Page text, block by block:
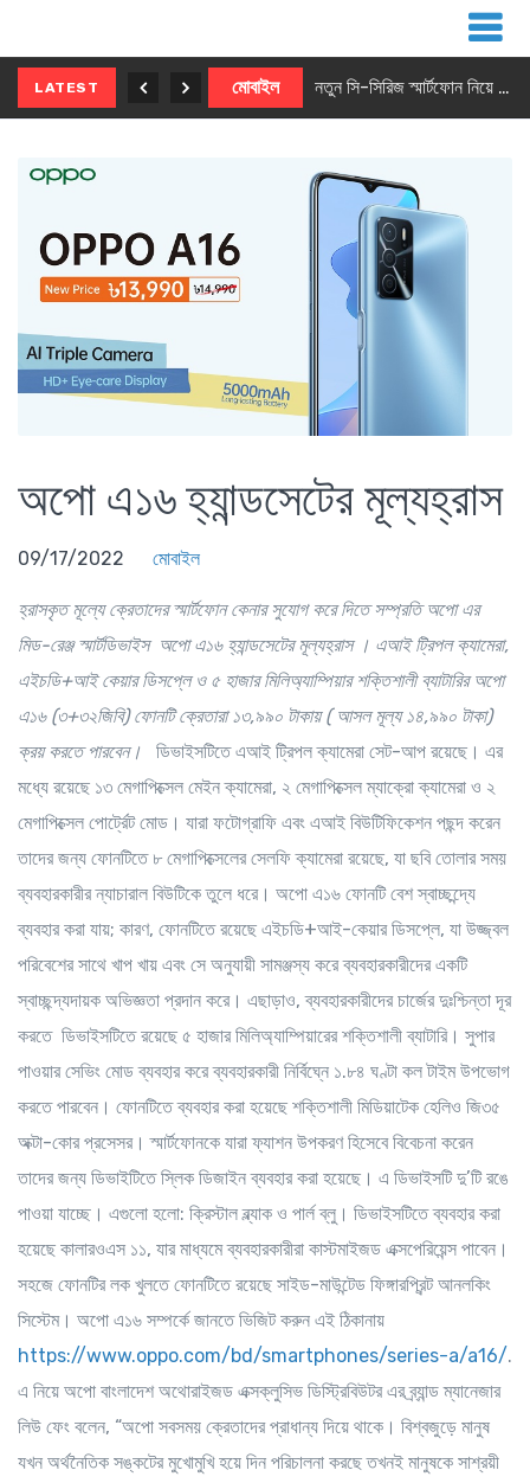
LATEST মোবাইল নতুন সি-সিরিজ স্মার্টফোন নিয়ে আসছে রিয়েলমি
অপো এ১৬ হ্যান্ডসেটের মূল্যহ্রাস
09/17/2022 মোবাইল
হ্রাসকৃত মূল্যে ক্রেতাদের স্মার্টফোন কেনার সুযোগ করে দিতে সম্প্রতি অপো এর
মিড-রেঞ্জ স্মার্টডিভাইস অপো এ১৬ হ্যান্ডসেটের মূল্যহ্রাস । এআই ট্রিপল ক্যামেরা,
এইচডি+আই কেয়ার ডিসপ্লে ও ৫ হাজার মিলিঅ্যাম্পিয়ার শক্তিশালী ব্যাটারির অপো
এ১৬ (৩+৩২জিবি) ফোনটি ক্রেতারা ১৩,৯৯০ টাকায় ( আসল মূল্য ১৪,৯৯০ টাকা)
ক্রয় করতে পারবেন।
ডিভাইসটিতে এআই ট্রিপল ক্যামেরা সেট-আপ রয়েছে। এর
মধ্যে রয়েছে ১৩ মেগাপিক্সেল মেইন ক্যামেরা, ২ মেগাপিক্সেল ম্যাক্রো ক্যামেরা ও ২
মেগাপিক্সেল পোর্ট্রেট মোড। যারা ফটোগ্রাফি এবং এআই বিউটিফিকেশন পছন্দ করেন
তাদের জন্য ফোনটিতে ৮ মেগাপিক্সেলের সেলফি ক্যামেরা রয়েছে, যা ছবি তোলার সময়
ব্যবহারকারীর ন্যাচারাল বিউটিকে তুলে ধরে। অপো এ১৬ ফোনটি বেশ স্বাচ্ছন্দ্যে
ব্যবহার করা যায়; কারণ, ফোনটিতে রয়েছে এইচডি+আই-কেয়ার ডিসপ্লে, যা উজ্জ্বল
পরিবেশের সাথে খাপ খায় এবং সে অনুযায়ী সামঞ্জস্য করে ব্যবহারকারীদের একটি
স্বাচ্ছন্দ্যদায়ক অভিজ্ঞতা প্রদান করে। এছাড়াও, ব্যবহারকারীদের চার্জের দুঃশ্চিন্তা দূর
করতে ডিভাইসটিতে রয়েছে ৫ হাজার মিলিঅ্যাম্পিয়ারের শক্তিশালী ব্যাটারি। সুপার
পাওয়ার সেভিং মোড ব্যবহার করে ব্যবহারকারী নির্বিঘ্নে ১.৮৪ ঘণ্টা কল টাইম উপভোগ
করতে পারবেন। ফোনটিতে ব্যবহার করা হয়েছে শক্তিশালী মিডিয়াটেক হেলিও জি৩৫
অক্টা-কোর প্রসেসর। স্মার্টফোনকে যারা ফ্যাশন উপকরণ হিসেবে বিবেচনা করেন
তাদের জন্য ডিভাইটিতে স্লিক ডিজাইন ব্যবহার করা হয়েছে। এ ডিভাইসটি দু’টি রঙে
পাওয়া যাচ্ছে। এগুলো হলো: ক্রিস্টাল ব্ল্যাক ও পার্ল ব্লু। ডিভাইসটিতে ব্যবহার করা
হয়েছে কালারওএস ১১, যার মাধ্যমে ব্যবহারকারীরা কাস্টমাইজড এক্সপেরিয়েন্স পাবেন।
সহজে ফোনটির লক খুলতে ফোনটিতে রয়েছে সাইড-মাউন্টেড ফিঙ্গারপ্রিন্ট আনলকিং
সিস্টেম। অপো এ১৬ সম্পর্কে জানতে ভিজিট করুন এই ঠিকানায়
https://www.oppo.com/bd/smartphones/series-a/a16/.
এ নিয়ে অপো বাংলাদেশ অথোরাইজড এক্সক্লুসিভ ডিস্ট্রিবিউটর এর ব্র্যান্ড ম্যানেজার
লিউ ফেং বলেন, “অপো সবসময় ক্রেতাদের প্রাধান্য দিয়ে থাকে। বিশ্বজুড়ে মানুষ
যখন অর্থনৈতিক সঙ্কটের মুখোমুখি হয়ে দিন পরিচালনা করছে তখনই মানুষকে সাশ্রয়ী